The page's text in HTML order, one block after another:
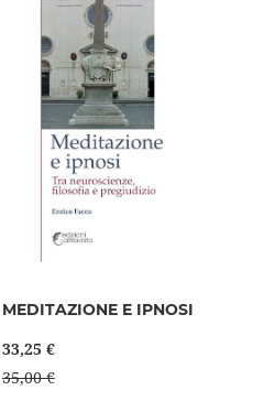
MEDITAZIONE E IPNOSI
33,25 €
35,00 €